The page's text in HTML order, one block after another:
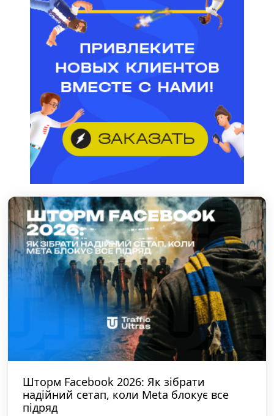
Шторм Facebook 2026: Як зібрати
надійний сетап, коли Meta блокує все
підряд